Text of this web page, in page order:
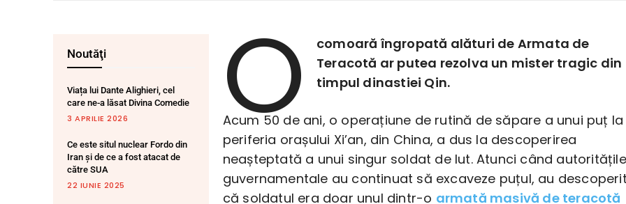
Noutăţi
Viața lui Dante Alighieri, cel
care ne-a lăsat Divina Comedie
3 APRILIE 2026
Ce este situl nuclear Fordo din
Iran și de ce a fost atacat de
către SUA
22 IUNIE 2025
O
comoară îngropată alături de Armata de
Teracotă ar putea rezolva un mister tragic din
timpul dinastiei Qin.
Acum 50 de ani, o operațiune de rutină de săpare a unui puț la
periferia orașului Xi’an, din China, a dus la descoperirea
neașteptată a unui singur soldat de lut. Atunci când autoritățile
guvernamentale au continuat să excaveze puțul, au descoperit
că soldatul era doar unul dintr-o armată masivă de teracotă